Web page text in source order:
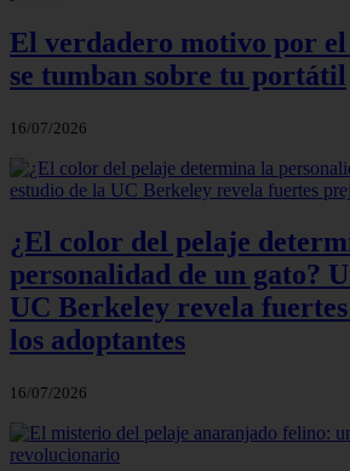
El verdadero motivo por el
se tumban sobre tu portátil
16/07/2026
¿El color del pelaje
personalidad de un gato?
UC Berkeley revela
los adoptantes
16/07/2026